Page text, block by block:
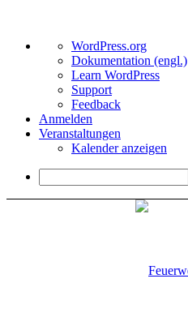
Über
WordPress
WordPress.org
Dokumentation (engl.)
Learn WordPress
Support
Feedback
Anmelden
Veranstaltungen
Kalender anzeigen